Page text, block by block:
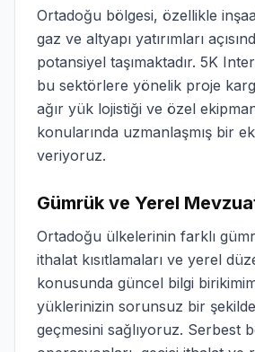
Ortadoğu bölgesi, özellikle
gaz ve altyapı yatırımları
potansiyel taşımaktadır. 5K
bu sektörlere yönelik proje kargo
ağır yük lojistiği ve özel
konularında uzmanlaşmış bir
veriyoruz.
Gümrük ve Yerel
Ortadoğu ülkelerinin farklı
ithalat kısıtlamaları ve yerel
konusunda güncel bilgi
yüklerinizin sorunsuz bir
geçmesini sağlıyoruz. Serbest